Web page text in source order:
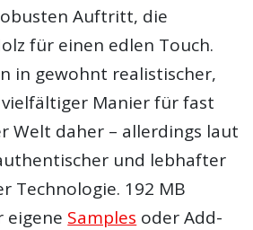
Auftritt, die
für einen edlen Touch.
in gewohnt realistischer,
Manier für fast
Welt daher – allerdings laut
und lebhafter
Technologie. 192 MB
eigene Samples oder Add-